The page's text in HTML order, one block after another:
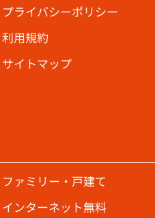
プライバシーポリシー
利用規約
サイトマップ
ファミリー・戸建て
インターネット無料